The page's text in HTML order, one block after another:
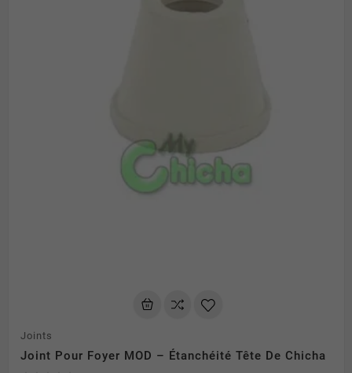
Joints
Joint Pour Foyer MOD – Étanchéité Tête De Chicha